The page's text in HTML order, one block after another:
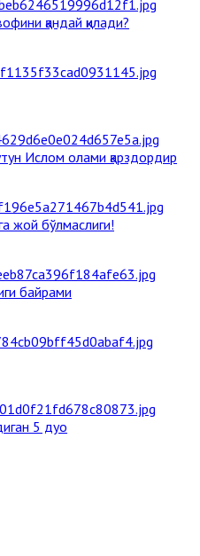
қандай қилади?
Ислом олами қарздордир
жой бўлмаслиги!
байрами
5 дуо